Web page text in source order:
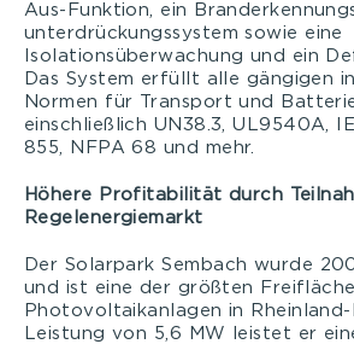
Aus-Funktion, ein
unterdrückungssystem sowie eine
Isolationsüberwachung und ein
Das System erfüllt alle gängigen
Normen für Transport und
einschließlich UN38.3, UL9540A,
855, NFPA 68 und mehr.
Höhere Profitabilität durch
Regelenergiemarkt
Der Solarpark Sembach wurde
und ist eine der größten
Photovoltaikanlagen in
Leistung von 5,6 MW leistet er